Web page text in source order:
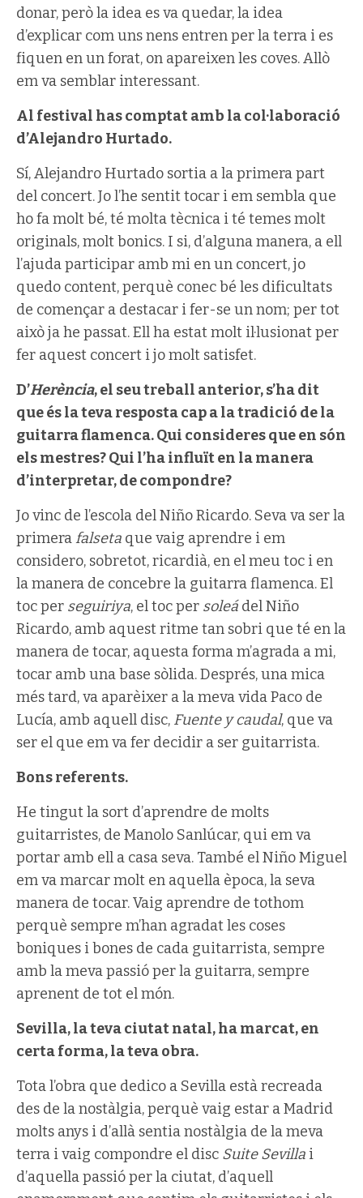
donar, però la idea es va quedar, la idea
d’explicar com uns nens entren per la terra i es
fiquen en un forat, on apareixen les coves. Allò
em va semblar interessant.
Al festival has comptat amb la col·laboració
d’Alejandro Hurtado.
Sí, Alejandro Hurtado sortia a la primera part
del concert. Jo l’he sentit tocar i em sembla que
ho fa molt bé, té molta tècnica i té temes molt
originals, molt bonics. I si, d’alguna manera, a ell
l’ajuda participar amb mi en un concert, jo
quedo content, perquè conec bé les dificultats
de començar a destacar i fer-se un nom; per tot
això ja he passat. Ell ha estat molt il·lusionat per
fer aquest concert i jo molt satisfet.
D’Herència, el seu treball anterior, s’ha dit
que és la teva resposta cap a la tradició de la
guitarra flamenca. Qui consideres que en són
els mestres? Qui l’ha influït en la manera
d’interpretar, de compondre?
Jo vinc de l’escola del Niño Ricardo. Seva va ser la
primerafalseta que vaig aprendre i em
considero, sobretot, ricardià, en el meu toc i en
la manera de concebre la guitarra flamenca. El
toc per seguiriya, el toc per soleádel Niño
Ricardo, amb aquest ritme tan sobri que té en la
manera de tocar, aquesta forma m’agrada a mi,
tocar amb una base sòlida. Després, una mica
més tard, va aparèixer a la meva vida Paco de
Lucía, amb aquell disc, Fuente y caudal, que va
ser el que em va fer decidir a ser guitarrista.
Bons referents.
He tingut la sort d’aprendre de molts
guitarristes, de Manolo Sanlúcar, qui em va
portar amb ell a casa seva. També el Niño Miguel
em va marcar molt en aquella època, la seva
manera de tocar. Vaig aprendre de tothom
perquè sempre m’han agradat les coses
boniques i bones de cada guitarrista, sempre
amb la meva passió per la guitarra, sempre
aprenent de tot el món.
Sevilla, la teva ciutat natal, ha marcat, en
certa forma, la teva obra.
Tota l’obra que dedico a Sevilla està recreada
des de la nostàlgia, perquè vaig estar a Madrid
molts anys i d’allà sentia nostàlgia de la meva
terra i vaig compondre el disc Suite Sevilla i
d’aquella passió per la ciutat, d’aquell